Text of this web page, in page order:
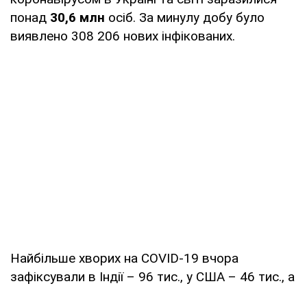
понад 30,6 млн осіб. За минулу добу було
виявлено 308 206 нових інфікованих.
Найбільше хворих на COVID-19 вчора
зафіксували в Індії – 96 тис., у США – 46 тис., а